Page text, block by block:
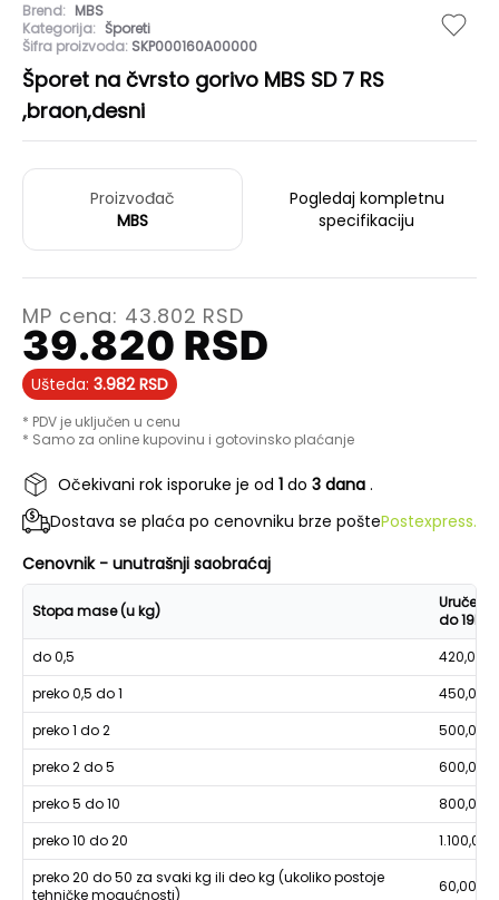
Brend: MBS
Kategorija: Šporeti
Šifra proizvoda: SKP000160A00000
Šporet na čvrsto gorivo MBS SD 7 RS
,braon,desni
Proizvođač
MBS
Pogledaj kompletnu
specifikaciju
MP cena: 43.802 RSD
39.820 RSD
Ušteda: 3.982 RSD
* PDV je uključen u cenu
* Samo za online kupovinu i gotovinsko plaćanje
Očekivani rok isporuke je od 1 do 3 dana .
Dostava se plaća po cenovniku brze poštePostexpress.
Cenovnik - unutrašnji saobraćaj
Stopa mase (u kg)
Uručenje
do 19h
do 0,5
420,00
preko 0,5 do 1
450,00
preko 1 do 2
500,00
preko 2 do 5
600,00
preko 5 do 10
800,00
preko 10 do 20
1.100,00
preko 20 do 50 za svaki kg ili deo kg (ukoliko postoje
tehničke mogućnosti)
60,00